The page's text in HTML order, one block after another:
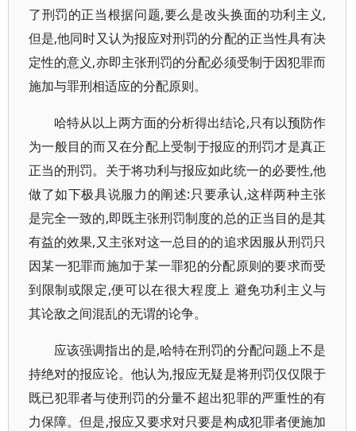
了刑罚的正当根据问题,要么是改头换面的功利主义,
但是,他同时又认为报应对刑罚的分配的正当性具有决
定性的意义,亦即主张刑罚的分配必须受制于因犯罪而
施加与罪刑相适应的分配原则。
哈特从以上两方面的分析得出结论,只有以预防作
为一般目的而又在分配上受制于报应的刑罚才是真正
正当的刑罚。关于将功利与报应如此统一的必要性,他
做了如下极具说服力的阐述:只要承认,这样两种主张
是完全一致的,即既主张刑罚制度的总的正当目的是其
有益的效果,又主张对这一总目的的追求因服从刑罚只
因某一犯罪而施加于某一罪犯的分配原则的要求而受
到限制或限定,便可以在很大程度上 避免功利主义与
其论敌之间混乱的无谓的论争。
应该强调指出的是,哈特在刑罚的分配问题上不是
持绝对的报应论。他认为,报应无疑是将刑罚仅仅限于
既已犯罪者与使刑罚的分量不超出犯罪的严重性的有
力保障。但是,报应又要求对只要是构成犯罪者便施加